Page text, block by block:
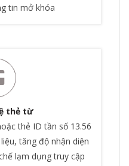
tin mở khóa
thẻ từ
thẻ ID tần số 13.56
tăng độ nhận diện
lạm dụng truy cập